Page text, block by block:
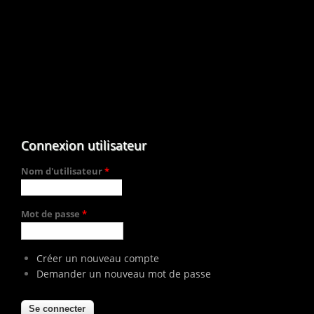
Connexion utilisateur
Nom d'utilisateur*
Mot de passe *
Créer un nouveau compte
Demander un nouveau mot de passe